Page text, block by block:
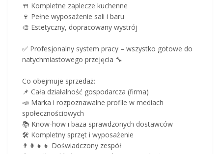
🍴 Kompletne zaplecze kuchenne
🍷 Pełne wyposażenie sali i baru
🎨 Estetyczny, dopracowany wystrój
✅ Profesjonalny system pracy – wszystko gotowe do
natychmiastowego przejęcia 🔧
Co obejmuje sprzedaż:
📌 Cała działalność gospodarcza (firma)
📣 Marka i rozpoznawalne profile w mediach
społecznościowych
📚 Know-how i baza sprawdzonych dostawców
🛠️ Kompletny sprzęt i wyposażenie
👨‍👩‍👧‍👦 Doświadczony zespół